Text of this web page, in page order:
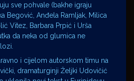
sve pohvale (bakhe igraju
Begović, Anđela Ramljak, Milica
Vitez, Barbara Prpić i Urša
da neka od glumica ne
i cijelom autorskom timu na
dramaturginji Željki Udovičić